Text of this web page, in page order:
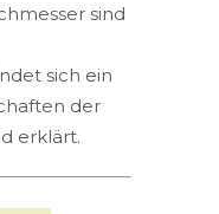
sind
sich ein
der
erklärt.